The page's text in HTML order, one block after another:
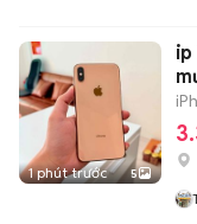
1 phút trước 5
ip